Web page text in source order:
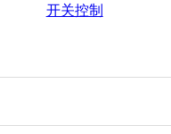
开关控制